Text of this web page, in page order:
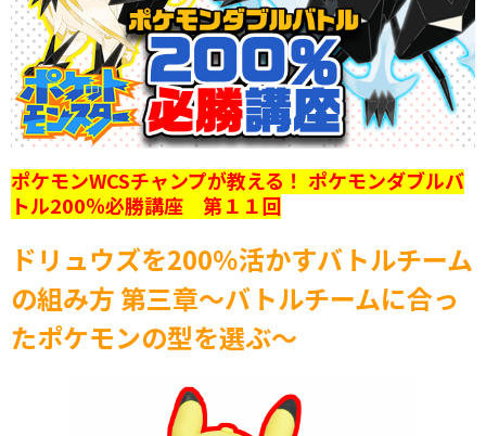
ポケモンWCSチャンプが教える！ ポケモンダブルバ
トル200％必勝講座 第１１回
ドリュウズを200％活かすバトルチーム
の組み方 第三章～バトルチームに合っ
たポケモンの型を選ぶ～